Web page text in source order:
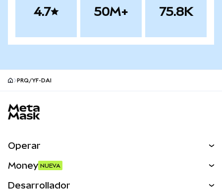
4.7 50M+ 75.8K
PRQ/YF-DAI
Operar
Money NUEVA
Desarrollador